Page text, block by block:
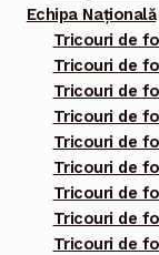
Echipa Națională
Tricouri de
Tricouri de
Tricouri de
Tricouri de
Tricouri de
Tricouri de
Tricouri de
Tricouri de
Tricouri de